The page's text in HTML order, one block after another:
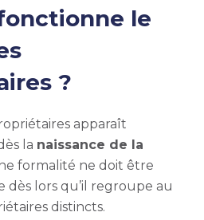
le
?
apparaît
la naissance de la
formalité ne doit être
dès lors qu’il regroupe au
distincts.